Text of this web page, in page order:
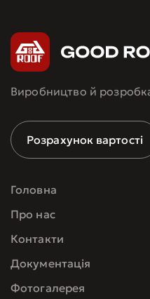
Виробництво й
Розрахунок вартості
Головна
Про нас
Контакти
Документація
Фотогалерея